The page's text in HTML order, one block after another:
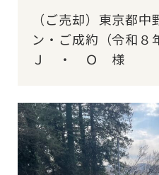
（ご売却）東京都
ン・ご成約（令和
Ｊ ・ Ｏ 様